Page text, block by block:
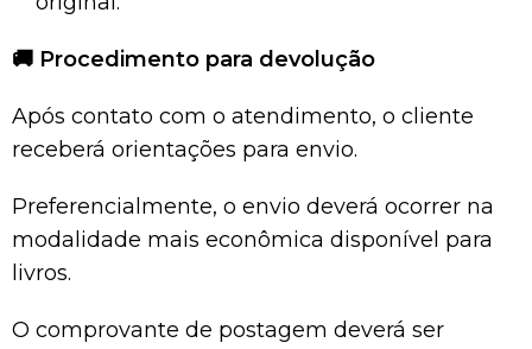
🚚 Procedimento para devolução
Após contato com o atendimento, o cliente
receberá orientações para envio.
Preferencialmente, o envio deverá ocorrer na
modalidade mais econômica disponível para
livros.
O comprovante de postagem deverá ser